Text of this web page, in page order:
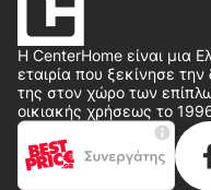
Η CenterHome είναι μια
εταιρία που ξεκίνησε την
της στον χώρο των
οικιακής χρήσεως το